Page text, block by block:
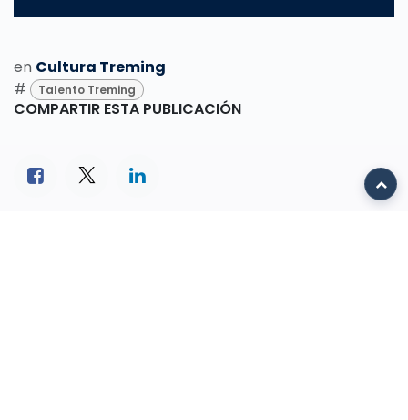
en Cultura Treming
#
Talento Treming
COMPARTIR ESTA PUBLICACIÓN